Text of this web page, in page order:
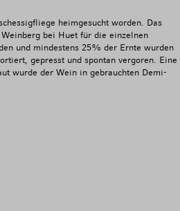
heimgesucht worden. Das
bei Huet für die einzelnen
und mindestens 25% der Ernte wurden
gepresst und spontan vergoren. Eine
wurde der Wein in gebrauchten Demi-